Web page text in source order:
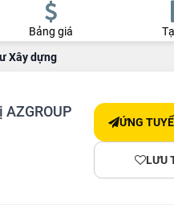
Bảng giá
Xây dựng
ỨNG
LƯU